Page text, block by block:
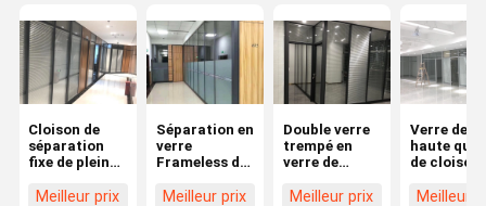
Cloison de
séparation
fixe de plein
bureau en
Meilleur prix
Séparation en
verre
Frameless de
de pleine
Meilleur prix
Double verre
trempé en
verre de
séparation
Meilleur prix
Verre de
haute
de
verre de
Meilleur